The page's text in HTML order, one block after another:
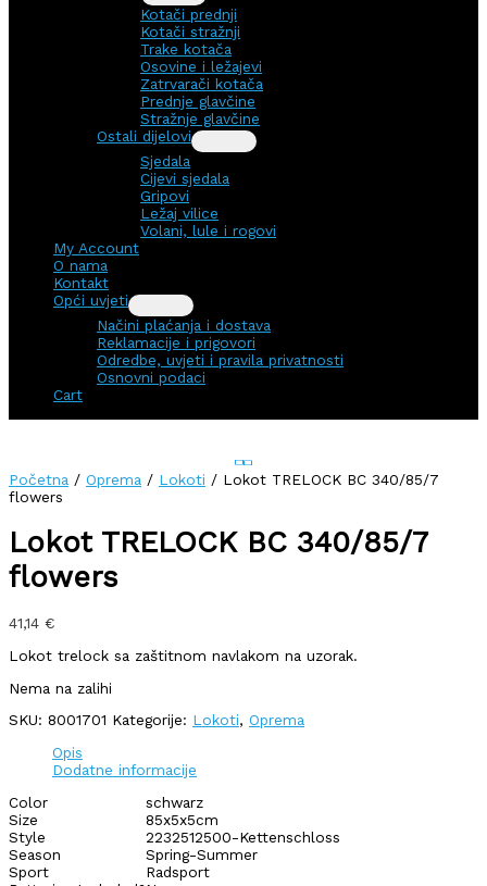
Kotači prednji
Kotači stražnji
Trake kotača
Osovine i ležajevi
Zatrvarači kotača
Prednje glavčine
Stražnje glavčine
Ostali dijelovi
Sjedala
Cijevi sjedala
Gripovi
Ležaj vilice
Volani, lule i rogovi
My Account
O nama
Kontakt
Opći uvjeti
Načini plaćanja i dostava
Reklamacije i prigovori
Odredbe, uvjeti i pravila privatnosti
Osnovni podaci
Cart
Početna / Oprema / Lokoti / Lokot TRELOCK BC 340/85/7
flowers
Lokot TRELOCK BC 340/85/7
flowers
41,14 €
Lokot trelock sa zaštitnom navlakom na uzorak.
Nema na zalihi
SKU: 8001701 Kategorije: Lokoti, Oprema
Opis
Dodatne informacije
Color
schwarz
Size
85x5x5cm
Style
2232512500-Kettenschloss
Season
Spring-Summer
Sport
Radsport